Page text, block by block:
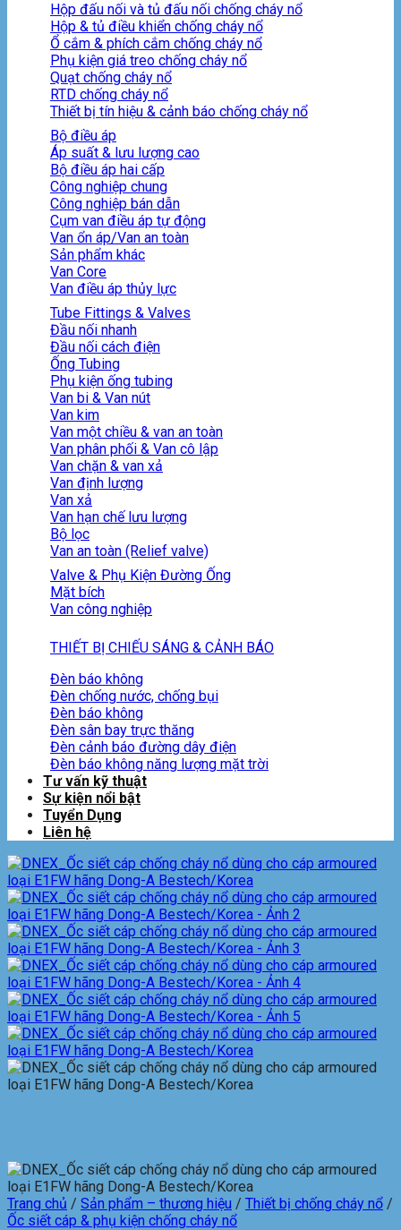
Hộp đấu nối và tủ đấu nối chống cháy nổ
Hộp & tủ điều khiển chống cháy nổ
Ổ cắm & phích cắm chống cháy nổ
Phụ kiện giá treo chống cháy nổ
Quạt chống cháy nổ
RTD chống cháy nổ
Thiết bị tín hiệu & cảnh báo chống cháy nổ
Bộ điều áp
Áp suất & lưu lượng cao
Bộ điều áp hai cấp
Công nghiệp chung
Công nghiệp bán dẫn
Cụm van điều áp tự động
Van ổn áp/Van an toàn
Sản phẩm khác
Van Core
Van điều áp thủy lực
Tube Fittings & Valves
Đầu nối nhanh
Đầu nối cách điện
Ống Tubing
Phụ kiện ống tubing
Van bi & Van nút
Van kim
Van một chiều & van an toàn
Van phân phối & Van cô lập
Van chặn & van xả
Van định lượng
Van xả
Van hạn chế lưu lượng
Bộ lọc
Van an toàn (Relief valve)
Valve & Phụ Kiện Đường Ống
Mặt bích
Van công nghiệp
THIẾT BỊ CHIẾU SÁNG & CẢNH BÁO
Đèn báo không
Đèn chống nước, chống bụi
Đèn báo không
Đèn sân bay trực thăng
Đèn cảnh báo đường dây điện
Đèn báo không năng lượng mặt trời
Tư vấn kỹ thuật
Sự kiện nổi bật
Tuyển Dụng
Liên hệ
Trang chủ / Sản phẩm – thương hiệu / Thiết bị chống cháy nổ /
Ốc siết cáp & phụ kiện chống cháy nổ